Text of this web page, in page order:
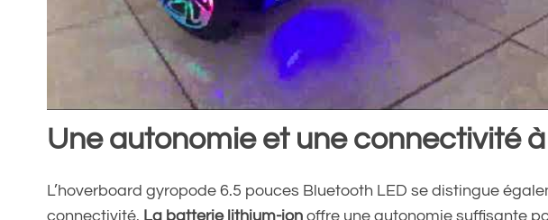
Une autonomie et une connectivité
L’hoverboard gyropode 6.5 pouces Bluetooth LED se distingue
connectivité. La batterie lithium-ion offre une autonomie suffisante